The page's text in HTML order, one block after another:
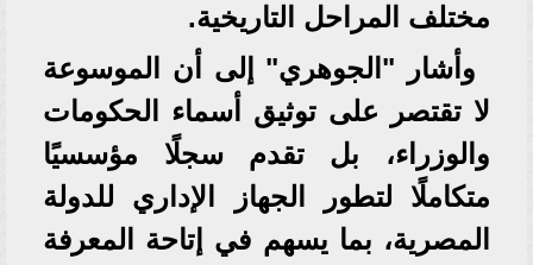
مختلف المراحل التاريخية.
وأشار "الجوهري" إلى أن الموسوعة
لا تقتصر على توثيق أسماء الحكومات
والوزراء، بل تقدم سجلًا مؤسسيًا
متكاملًا لتطور الجهاز الإداري للدولة
المصرية، بما يسهم في إتاحة المعرفة